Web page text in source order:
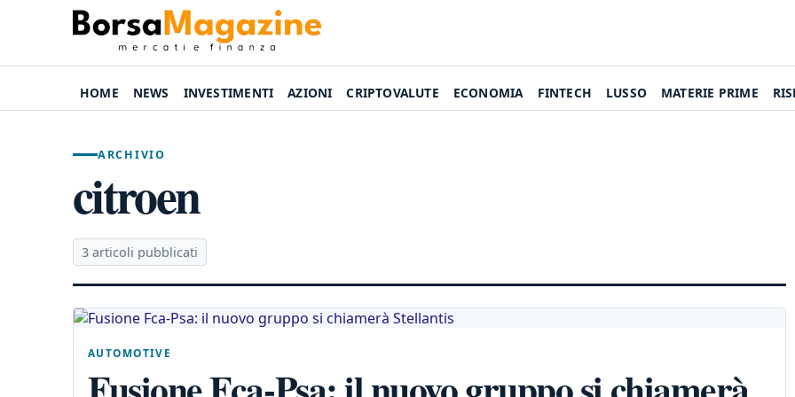
HOME NEWS INVESTIMENTI AZIONI CRIPTOVALUTE ECONOMIA FINTECH LUSSO MATERIE PRIME
ARCHIVIO
citroen
3 articoli pubblicati
AUTOMOTIVE